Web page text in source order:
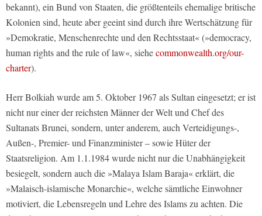
bekannt), ein Bund von Staaten, die größtenteils ehemalige britische
Kolonien sind, heute aber geeint sind durch ihre Wertschätzung für
»Demokratie, Menschenrechte und den Rechtsstaat« (»democracy,
human rights and the rule of law«, siehecommonwealth.org/our-
charter).
Herr Bolkiah wurde am 5. Oktober 1967 als Sultan eingesetzt; er ist
nicht nur einer der reichsten Männer der Welt und Chef des
Sultanats Brunei, sondern, unter anderem, auch Verteidigungs-,
Außen-, Premier- und Finanzminister – sowie Hüter der
Staatsreligion. Am 1.1.1984 wurde nicht nur die Unabhängigkeit
besiegelt, sondern auch die »Malaya Islam Baraja« erklärt, die
»Malaisch-islamische Monarchie«, welche sämtliche Einwohner
motiviert, die Lebensregeln und Lehre des Islams zu achten. Die